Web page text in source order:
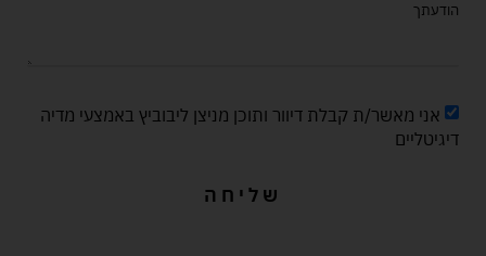
הודעתך
אני מאשר/ת קבלת דיוור ותוכן מניצן ליבוביץ באמצעי מדיה
דיגיטליים
שליחה